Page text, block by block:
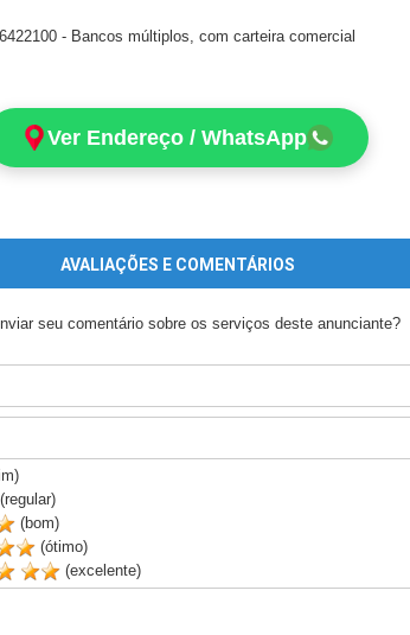
6422100 - Bancos múltiplos, com carteira comercial
Ver Endereço / WhatsApp
AVALIAÇÕES E COMENTÁRIOS
seu comentário sobre os serviços deste anunciante?
(bom)
(ótimo)
(excelente)